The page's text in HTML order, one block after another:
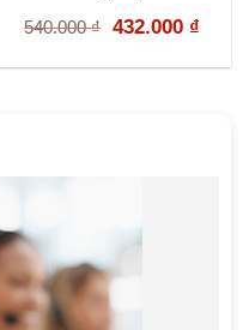
540.000₫ Original
432.000 ₫